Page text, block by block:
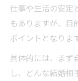
仕事や生活の安定
もありますが、目
ポイントとなりま
具体的には、まず
し、どんな結婚相